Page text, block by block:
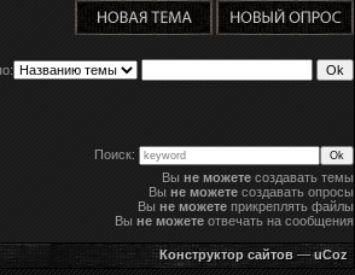
Поиск:
Вы не можете создавать темы
Вы не можете создавать опросы
Вы не можете прикреплять файлы
Вы не можете отвечать на сообщения
Конструктор сайтов —uCoz